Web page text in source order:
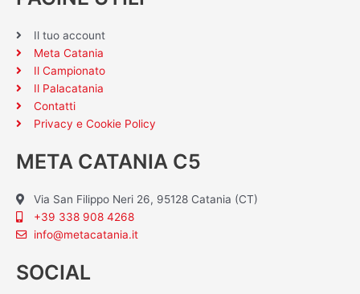
Il tuo account
Meta Catania
Il Campionato
Il Palacatania
Contatti
Privacy e Cookie Policy
META CATANIA C5
Via San Filippo Neri 26, 95128 Catania (CT)
+39 338 908 4268
info@metacatania.it
SOCIAL